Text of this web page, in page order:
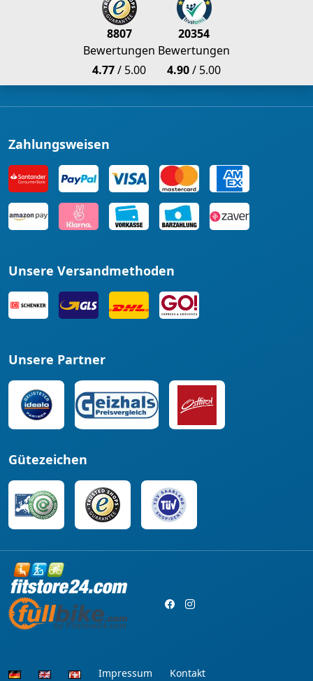
8807
Bewertungen
4.77/ 5.00
20354
Bewertungen
4.90/ 5.00
Zahlungsweisen
Unsere Versandmethoden
Unsere Partner
Gütezeichen
Impressum Kontakt